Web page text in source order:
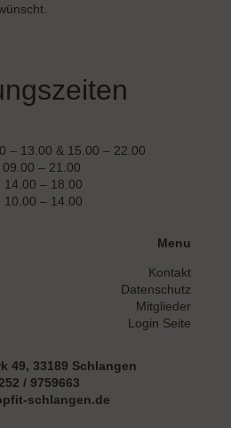
– 13.00 & 15.00 – 22.00
09.00 – 21.00
14.00 – 18.00
10.00 – 14.00
Menu
Kontakt
Datenschutz
Mitglieder
Login Seite
49, 33189 Schlangen
/ 9759663
schlangen.de